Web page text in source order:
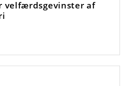
velfærdsgevinster af